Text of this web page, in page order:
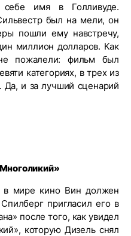
себе имя в Голливуде.
был на мели, он
пошли ему навстречу,
миллион долларов. Как
пожалели: фильм был
категориях, в трех из
Да, и за лучший сценарий
в мире кино Вин должен
пригласил его в
после того, как увидел
которую Дизель снял